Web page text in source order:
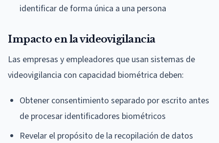
identificar de forma única a una persona
Impacto en la videovigilancia
Las empresas y empleadores que usan sistemas de
videovigilancia con capacidad biométrica deben:
Obtener consentimiento separado por escrito antes
de procesar identificadores biométricos
Revelar el propósito de la recopilación de datos